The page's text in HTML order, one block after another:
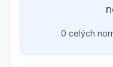
0 celých